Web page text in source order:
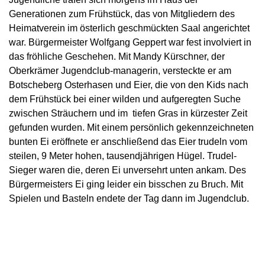
Generationen zum Frühstück, das von Mitgliedern des
Heimatverein im österlich geschmückten Saal angerichtet
war. Bürgermeister Wolfgang Geppert war fest involviert in
das fröhliche Geschehen. Mit Mandy Kürschner, der
Oberkrämer Jugendclub-managerin, versteckte er am
Botscheberg Osterhasen und Eier, die von den Kids nach
dem Frühstück bei einer wilden und aufgeregten Suche
zwischen Sträuchern und im tiefen Gras in kürzester Zeit
gefunden wurden. Mit einem persönlich gekennzeichneten
bunten Ei eröffnete er anschließend das Eier trudeln vom
steilen, 9 Meter hohen, tausendjährigen Hügel. Trudel-
Sieger waren die, deren Ei unversehrt unten ankam. Des
Bürgermeisters Ei ging leider ein bisschen zu Bruch. Mit
Spielen und Basteln endete der Tag dann im Jugendclub.